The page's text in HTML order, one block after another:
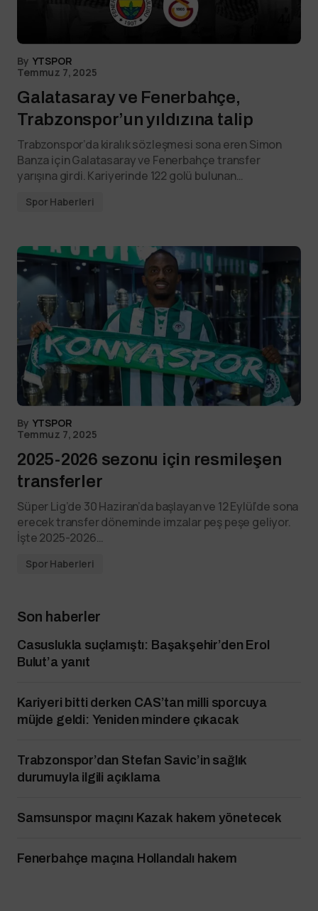
By YTSPOR
Temmuz 7, 2025
Galatasaray ve Fenerbahçe,
Trabzonspor’un yıldızına talip
Trabzonspor’da kiralık sözleşmesi sona eren Simon
Banza için Galatasaray ve Fenerbahçe transfer
yarışına girdi. Kariyerinde 122 golü bulunan…
Spor Haberleri
By YTSPOR
Temmuz 7, 2025
2025-2026 sezonu için resmileşen
transferler
Süper Lig’de 30 Haziran’da başlayan ve 12 Eylül’de sona
erecek transfer döneminde imzalar peş peşe geliyor.
İşte 2025-2026…
Spor Haberleri
Son haberler
Casuslukla suçlamıştı: Başakşehir’den Erol
Bulut’a yanıt
Kariyeri bitti derken CAS’tan milli sporcuya
müjde geldi: Yeniden mindere çıkacak
Trabzonspor’dan Stefan Savic’in sağlık
durumuyla ilgili açıklama
Samsunspor maçını Kazak hakem yönetecek
Fenerbahçe maçına Hollandalı hakem